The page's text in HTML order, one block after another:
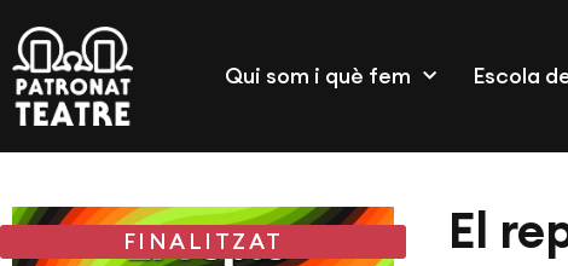
Qui som i què fem Escola
FINALITZAT El